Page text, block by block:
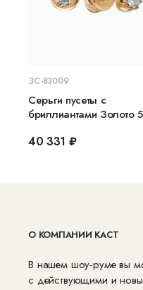
ЗС-83009
Серьги пусеты с
бриллиантами Золото
40 331 ₽
О КОМПАНИИ КАСТ
В нашем шоу-руме вы
с действующими и